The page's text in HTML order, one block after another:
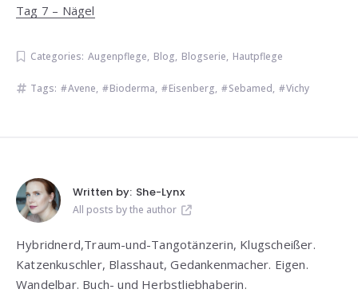
Tag 7 – Nägel
Categories: Augenpflege, Blog, Blogserie, Hautpflege
Tags: Avene, Bioderma, Eisenberg, Sebamed, Vichy
Written by: She-Lynx
All posts by the author
Hybridnerd,Traum-und-Tangotänzerin, Klugscheißer.
Katzenkuschler, Blasshaut, Gedankenmacher. Eigen.
Wandelbar. Buch- und Herbstliebhaberin.